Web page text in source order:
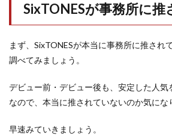
SixTONESが事務所に推
まず、SixTONESが本当に事務所に推され
調べてみましょう。
デビュー前・デビュー後も、安定した人気
なので、本当に推されていないのか気にな
早速みていきましょう。